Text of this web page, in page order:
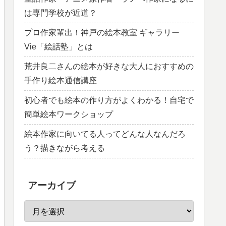
は専門学校が近道？
プロ作家輩出！神戸の絵本教室 ギャラリー
Vie「絵話塾」とは
荒井良二さんの絵本が好きな大人におすすめの
手作り絵本通信講座
初心者でも絵本の作り方がよくわかる！自宅で
簡単絵本ワークショップ
絵本作家に向いてる人ってどんな人なんだろ
う？描きながら考える
アーカイブ